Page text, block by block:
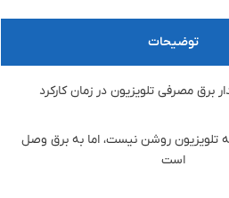
توضیحات
برق مصرفی تلویزیون در زمان کارکرد
تلویزیون روشن نیست، اما به برق وصل
است